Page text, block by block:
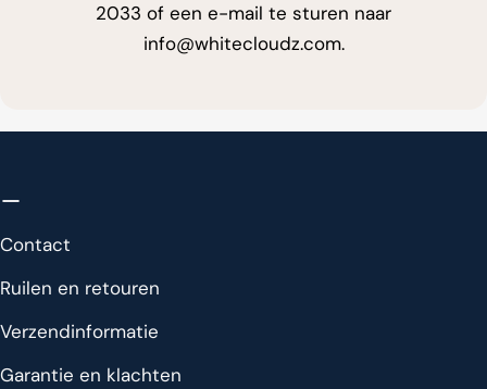
2033 of een e-mail te sturen naar
info@whitecloudz.com.
Contact
Ruilen en retouren
Verzendinformatie
Garantie en klachten